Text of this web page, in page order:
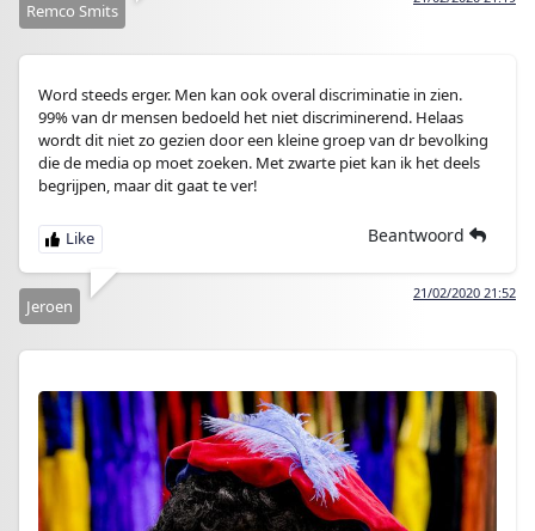
Remco Smits
Word steeds erger. Men kan ook overal discriminatie in zien.
99% van dr mensen bedoeld het niet discriminerend. Helaas
wordt dit niet zo gezien door een kleine groep van dr bevolking
die de media op moet zoeken. Met zwarte piet kan ik het deels
begrijpen, maar dit gaat te ver!
Beantwoord
21/02/2020 21:52
Jeroen